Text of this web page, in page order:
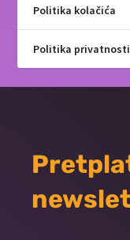
Politika kolačića
Politika privatnosti